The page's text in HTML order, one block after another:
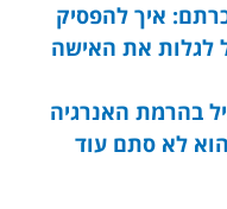
איך להפסיק
לגלות את האישה
בהרמת האנרגיה
לא סתם עוד